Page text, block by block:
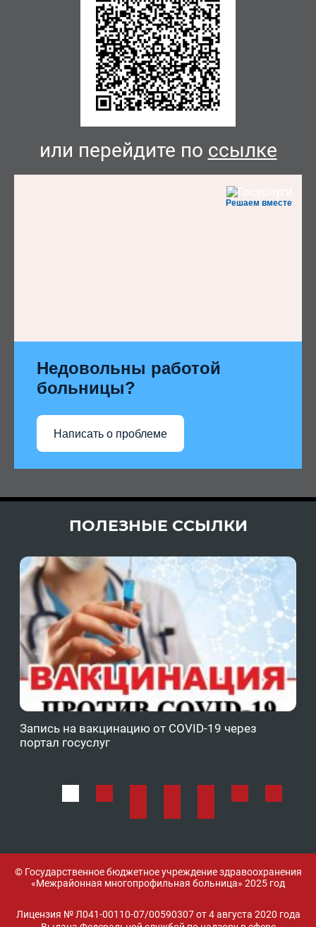
или перейдите по ссылке
Решаем вместе
Недовольны работой
больницы?
Написать о проблеме
ПОЛЕЗНЫЕ ССЫЛКИ
Запись на вакцинацию от COVID-19 через
портал госуслуг
© Государственное бюджетное учреждение здравоохранения
«Межрайонная многопрофильная больница» 2025 год
Лицензия № Л041-00110-07/00590307 от 4 августа 2020 года